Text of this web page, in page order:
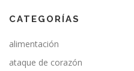
CATEGORÍAS
alimentación
ataque de corazón